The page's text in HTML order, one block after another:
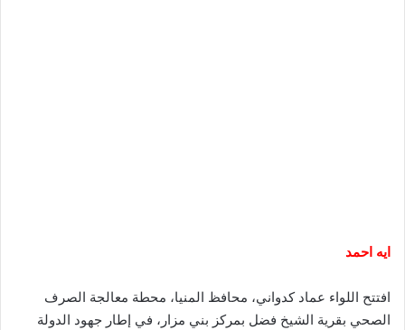
ايه احمد
افتتح اللواء عماد كدواني، محافظ المنيا، محطة معالجة الصرف
الصحي بقرية الشيخ فضل بمركز بني مزار، في إطار جهود الدولة